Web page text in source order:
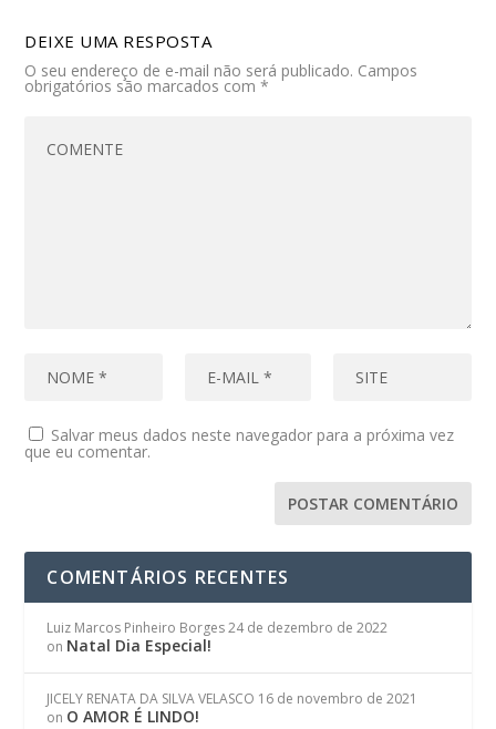
DEIXE UMA RESPOSTA
O seu endereço de e-mail não será publicado. Campos
obrigatórios são marcados com*
Salvar meus dados neste navegador para a próxima vez
que eu comentar.
COMENTÁRIOS RECENTES
Luiz Marcos Pinheiro Borges 24 de dezembro de 2022
on Natal Dia Especial!
JICELY RENATA DA SILVA VELASCO 16 de novembro de 2021
on O AMOR É LINDO!